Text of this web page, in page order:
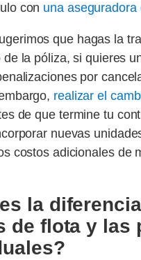
con una aseguradora
que hagas la
de la póliza, si quieres
por
realizar el
de que termine tu
nuevas
costos adicionales de
la
de flota y las